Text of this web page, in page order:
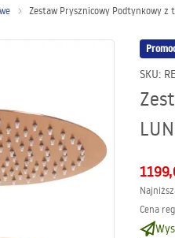
Zestaw Prysznicowy Podtynkowy z
SKU:
Cena